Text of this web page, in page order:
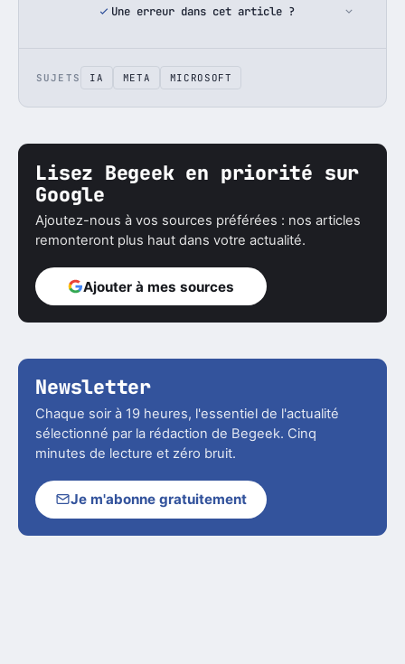
Une erreur dans cet article ?
SUJETS IA META MICROSOFT
Lisez Begeek en priorité sur
Google
Ajoutez-nous à vos sources préférées : nos articles
remonteront plus haut dans votre actualité.
Ajouter à mes sources
Newsletter
Chaque soir à 19 heures, l'essentiel de l'actualité
sélectionné par la rédaction de Begeek. Cinq
minutes de lecture et zéro bruit.
Je m'abonne gratuitement